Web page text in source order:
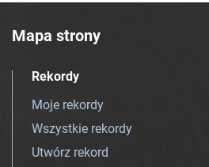
Mapa strony
Rekordy
Moje rekordy
Wszystkie rekordy
Utwórz rekord